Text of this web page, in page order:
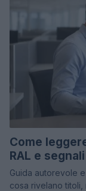
Come
RAL e
Guida autorevole
cosa rivelano